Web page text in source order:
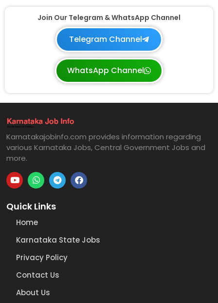
Join Our Telegram & WhatsApp Channel
Telegram Channel
WhatsApp Channel
Karnatakajobinfo.com provides information regarding
various Karnataka Jobs, Central Government Jobs and
more.
Quick Links
Home
Karnataka State Jobs
Privacy Policy
Contact Us
About Us